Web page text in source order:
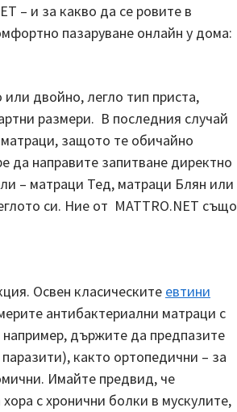
– и за какво да се ровите в
пазаруване онлайн у дома:
двойно, легло тип приста,
размери. В последния случай
защото те обичайно
да направите запитване директно
– матраци Тед, матраци Блян или
си. Ние от MATTRO.NET също
Освен класическите евтини
антибактериални матраци с
държите да предпазите
както ортопедични – за
Имайте предвид, че
с хронични болки в мускулите,